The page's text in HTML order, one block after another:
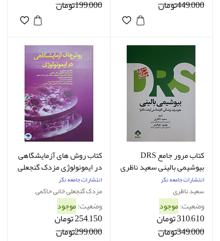
449,000تومان 199,000تومان
کتاب مرور جامع DRS
بیوشیمی بالینی سعید ناظری
انتشارات جامعه نگر
سعید ناظری
وضعیت:موجود
310,610 تومان
349,000تومان
کتاب روش های آزمایشگاهی
در ایمونولوژی مزدک گنجعلی
خانی حاکمی
انتشارات جامعه نگر
مزدک گنجعلی خانی حاکمی
وضعیت:موجود
254,150 تومان
299,000تومان